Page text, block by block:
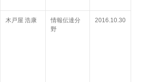
木戸屋 浩康
情報伝達分
野
2016.10.30